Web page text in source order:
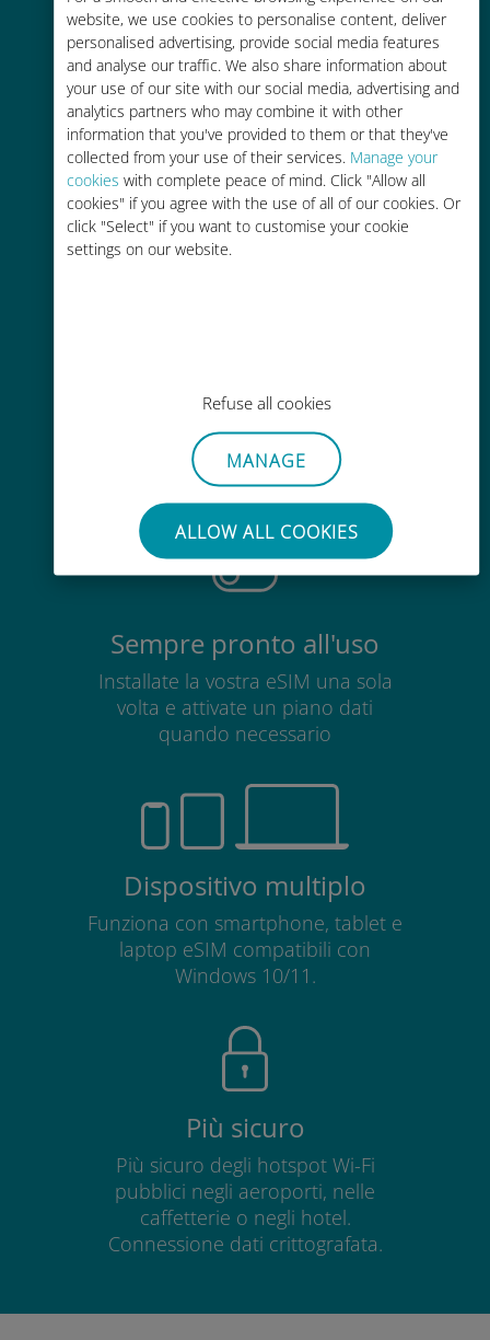
website, we use cookies to personalise content, deliver
personalised advertising, provide social media features
and analyse our traffic. We also share information about
your use of our site with our social media, advertising and
analytics partners who may combine it with other
information that you've provided to them or that they've
collected from your use of their services. Manage your
cookies with complete peace of mind. Click "Allow all
cookies" if you agree with the use of all of our cookies. Or
click "Select" if you want to customise your cookie
settings on our website.
Refuse all cookies
MANAGE
ALLOW ALL COOKIES
Fino al 90% in meno rispetto alle
tariffe di roaming con il vostro
operatore attuale
Ricarica facile
Ovunque tramite l'app Ubigi, anche
Senza sforzo
Non è necessario rimuovere la
scheda SIM esistente
Sempre pronto all'uso
Installate la vostra eSIM una sola
volta e attivate un piano dati
quando necessario
Dispositivo multiplo
Funziona con smartphone, tablet e
laptop eSIM compatibili con
Windows 10/11.
Più sicuro
Più sicuro degli hotspot Wi-Fi
pubblici negli aeroporti, nelle
caffetterie o negli hotel.
Connessione dati crittografata.